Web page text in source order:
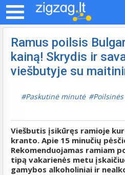
Ramus poilsis
kainą! Skrydis ir
viešbutyje su
Paskutinė minutė
Viešbutis įsikūręs ramioje
kranto. Apie 15 minučių
Rekomenduojamas ramiam
tipą vakarienės metu
gamybos alkoholiniai ir